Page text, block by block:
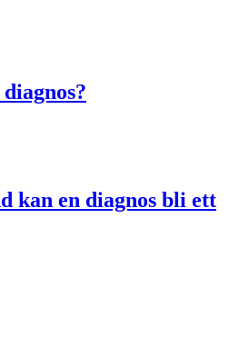
kan en diagnos bli ett